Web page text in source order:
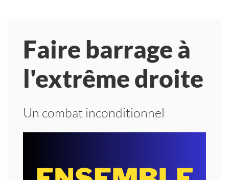
Faire barrage à
l'extrême droite
Un combat inconditionnel